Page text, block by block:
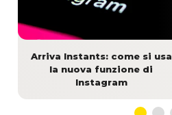
Arriva Instants: come si usa
la nuova funzione di
Instagram